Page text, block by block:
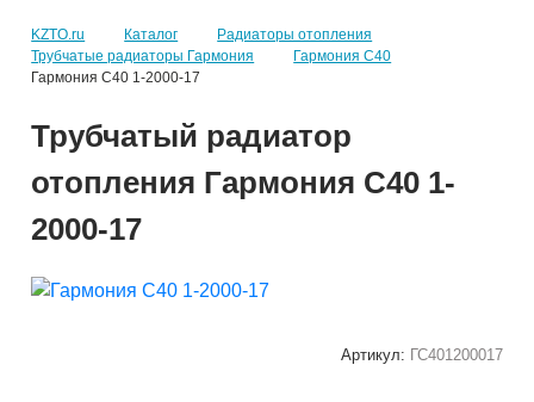
KZTO.ru Каталог
Радиаторы отопления
Трубчатые радиаторы Гармония
Гармония С40
Гармония С40 1-2000-17
Трубчатый радиатор
отопления Гармония С40 1-
2000-17
Артикул: ГС401200017